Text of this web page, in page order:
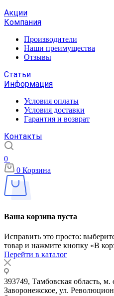
Акции
Компания
Производители
Наши преимущества
Отзывы
Статьи
Информация
Условия оплаты
Условия доставки
Гарантия и возврат
Контакты
0
0 Корзина
Ваша корзина пуста
Исправить это просто:
товар и нажмите кнопку «В
Перейти в каталог
393749, Тамбовская область,
Заворонежское, ул.